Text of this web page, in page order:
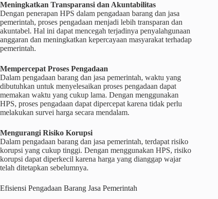
Meningkatkan Transparansi dan Akuntabilitas
Dengan penerapan HPS dalam pengadaan barang dan jasa
pemerintah, proses pengadaan menjadi lebih transparan dan
akuntabel. Hal ini dapat mencegah terjadinya penyalahgunaan
anggaran dan meningkatkan kepercayaan masyarakat terhadap
pemerintah.
Mempercepat Proses Pengadaan
Dalam pengadaan barang dan jasa pemerintah, waktu yang
dibutuhkan untuk menyelesaikan proses pengadaan dapat
memakan waktu yang cukup lama. Dengan menggunakan
HPS, proses pengadaan dapat dipercepat karena tidak perlu
melakukan survei harga secara mendalam.
Mengurangi Risiko Korupsi
Dalam pengadaan barang dan jasa pemerintah, terdapat risiko
korupsi yang cukup tinggi. Dengan menggunakan HPS, risiko
korupsi dapat diperkecil karena harga yang dianggap wajar
telah ditetapkan sebelumnya.
Efisiensi Pengadaan Barang Jasa Pemerintah